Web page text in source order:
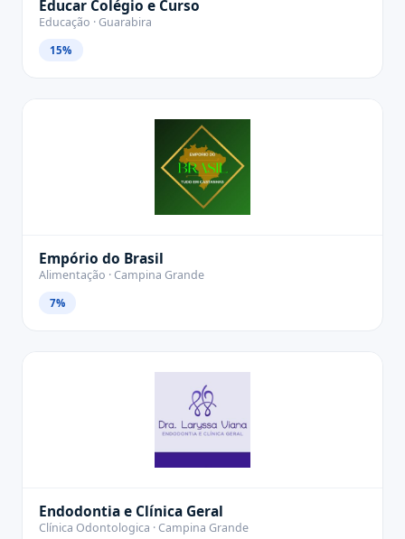
Educar Colégio e Curso
Educação · Guarabira
15%
Empório do Brasil
Alimentação · Campina Grande
7%
Endodontia e Clínica Geral
Clínica Odontologica · Campina Grande